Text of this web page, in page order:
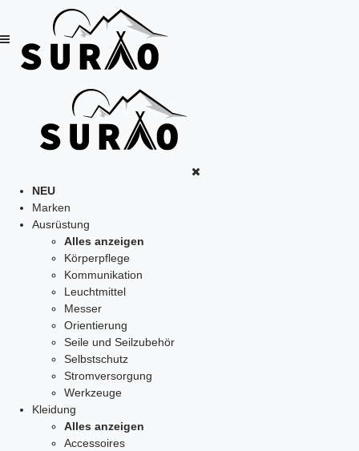
NEU
Marken
Ausrüstung
Alles anzeigen
Körperpflege
Kommunikation
Leuchtmittel
Messer
Orientierung
Seile und Seilzubehör
Selbstschutz
Stromversorgung
Werkzeuge
Kleidung
Alles anzeigen
Accessoires